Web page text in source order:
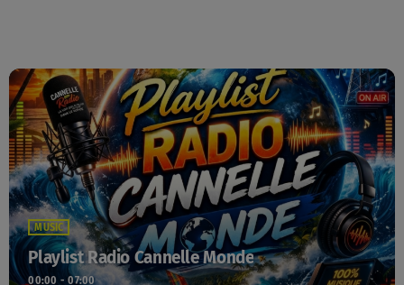
MUSIC
Playlist Radio Cannelle Monde
00:00 - 07:00